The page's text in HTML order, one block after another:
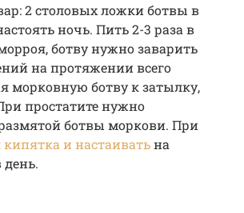
2 столовых ложки ботвы в
ночь. Пить 2-3 раза в
ботву нужно заварить
на протяжении всего
морковную ботву к затылку,
простатите нужно
ботвы моркови. При
и настаиватьна